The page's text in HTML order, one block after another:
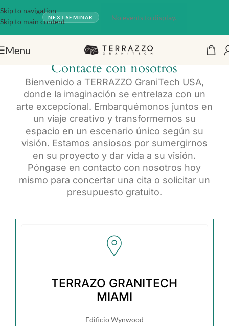
Skip to navigation
Skip to main contentNEXT SEMINAR No events to display.
Menu
Contacte con nosotros
Bienvenido a TERRAZZO GraniTech USA,
donde la imaginación se entrelaza con un
arte excepcional. Embarquémonos juntos en
un viaje creativo y transformemos su
espacio en un escenario único según su
visión. Estamos ansiosos por sumergirnos
en su proyecto y dar vida a su visión.
Póngase en contacto con nosotros hoy
mismo para concertar una cita o solicitar un
presupuesto gratuito.
TERRAZO GRANITECH
MIAMI
Edificio Wynwood